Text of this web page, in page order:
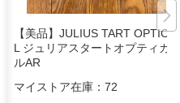
【美品】JULIUS TART OPTICA
L ジュリアスタートオプティカ
ルAR
マイストア在庫： 72